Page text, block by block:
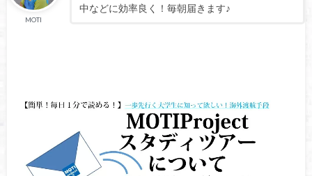
MOTI
中などに効率良く！毎朝届きます♪